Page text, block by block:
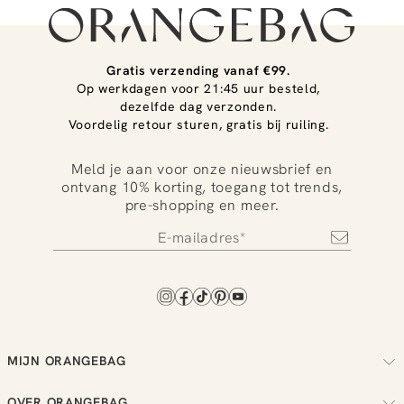
Gratis verzending vanaf €99.
Op werkdagen voor 21:45 uur besteld,
dezelfde dag verzonden.
Voordelig retour sturen, gratis bij ruiling.
Meld je aan voor onze nieuwsbrief en
ontvang 10% korting, toegang tot trends,
pre-shopping en meer.
MIJN ORANGEBAG